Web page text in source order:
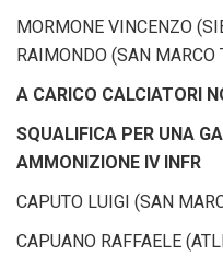
MORMONE VINCENZO
RAIMONDO (SAN MARCO
A CARICO CALCIATORI
SQUALIFICA PER UNA
AMMONIZIONE IV INFR
CAPUTO LUIGI (SAN
CAPUANO RAFFAELE